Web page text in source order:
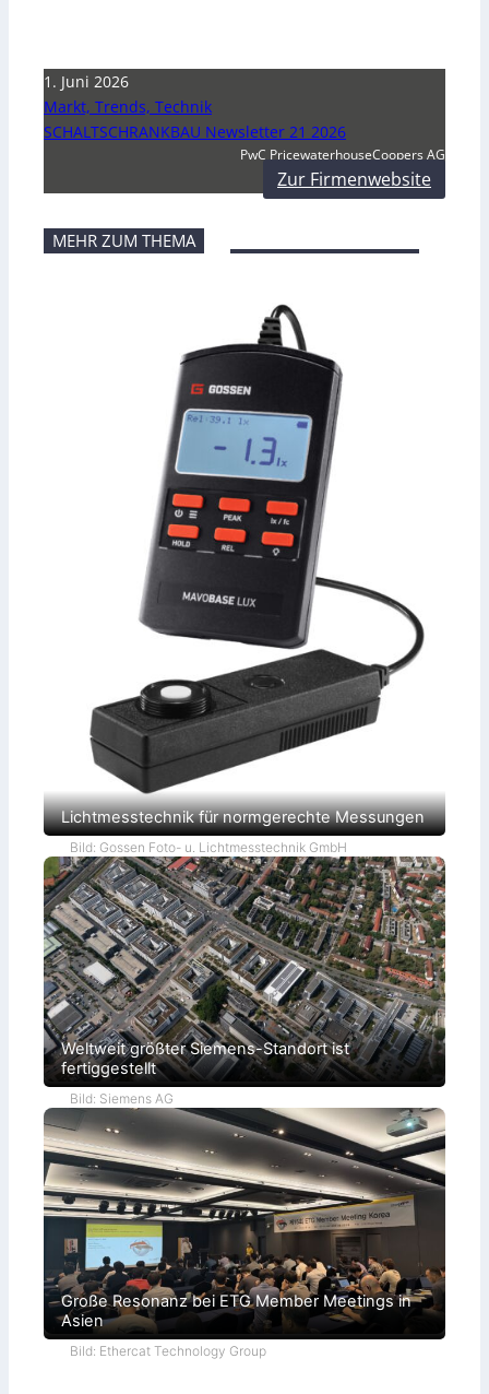
1. Juni 2026
Markt, Trends, Technik
SCHALTSCHRANKBAU Newsletter 21 2026
PwC PricewaterhouseCoopers AG
Zur Firmenwebsite
MEHR ZUM THEMA
Lichtmesstechnik für normgerechte Messungen
Bild: Gossen Foto- u. Lichtmesstechnik GmbH
Weltweit größter Siemens-Standort ist
fertiggestellt
Bild: Siemens AG
Große Resonanz bei ETG Member Meetings in
Asien
Bild: Ethercat Technology Group